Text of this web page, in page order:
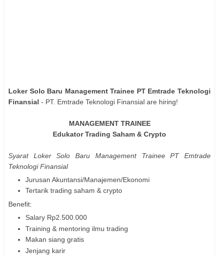
Loker Solo Baru Management Trainee PT Emtrade Teknologi
Finansial - PT. Emtrade Teknologi Finansial are hiring!
MANAGEMENT TRAINEE
Edukator Trading Saham & Crypto
Syarat Loker Solo Baru Management Trainee PT Emtrade
Teknologi Finansial
Jurusan Akuntansi/Manajemen/Ekonomi
Tertarik trading saham & crypto
Benefit:
Salary Rp2.500.000
Training & mentoring ilmu trading
Makan siang gratis
Jenjang karir